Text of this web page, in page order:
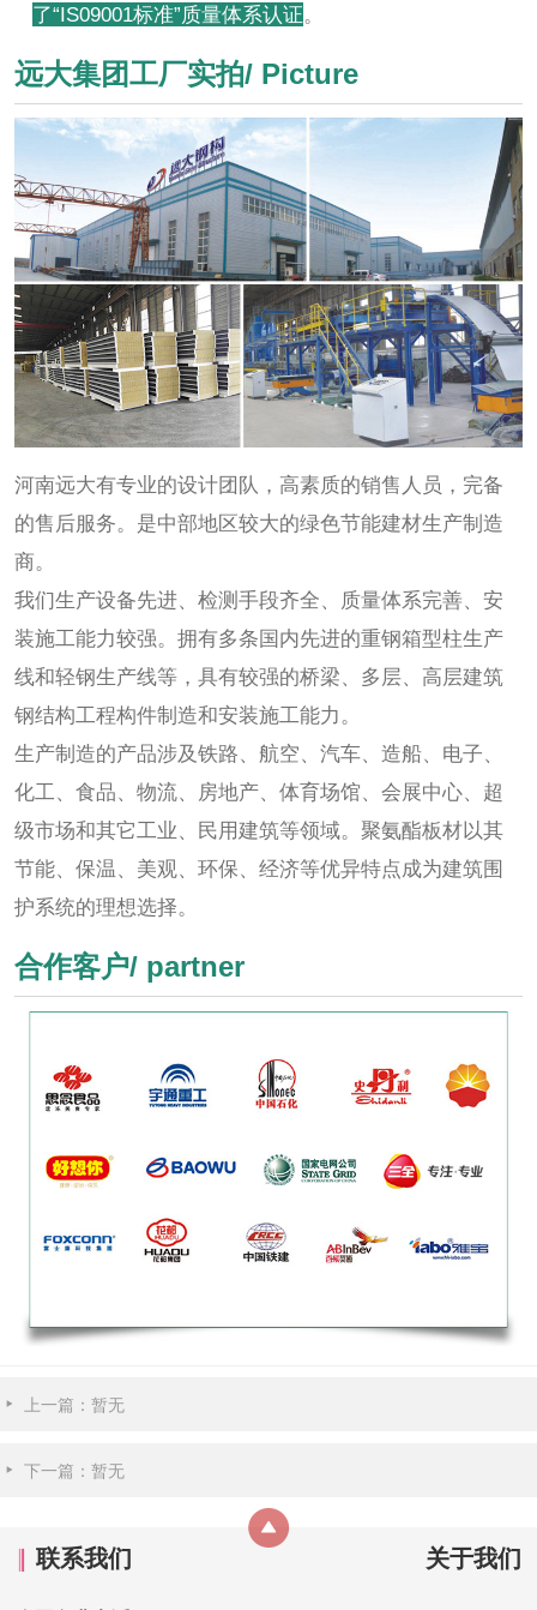
了“IS09001标准”质量体系认证。
远大集团工厂实拍/ Picture
河南远大有专业的设计团队，高素质的销售人员，完备
的售后服务。是中部地区较大的绿色节能建材生产制造
商。
我们生产设备先进、检测手段齐全、质量体系完善、安
装施工能力较强。拥有多条国内先进的重钢箱型柱生产
线和轻钢生产线等，具有较强的桥梁、多层、高层建筑
钢结构工程构件制造和安装施工能力。
生产制造的产品涉及铁路、航空、汽车、造船、电子、
化工、食品、物流、房地产、体育场馆、会展中心、超
级市场和其它工业、民用建筑等领域。聚氨酯板材以其
节能、保温、美观、环保、经济等优异特点成为建筑围
护系统的理想选择。
合作客户/ partner
上一篇：暂无
下一篇：暂无
联系我们 关于我们